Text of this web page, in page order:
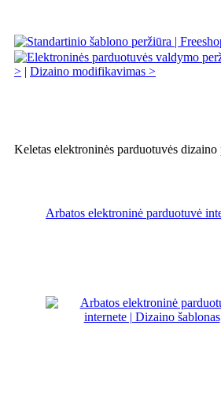
> | Dizaino modifikavimas >
Keletas elektroninės parduotuvės
Arbatos elektroninė parduotuvė